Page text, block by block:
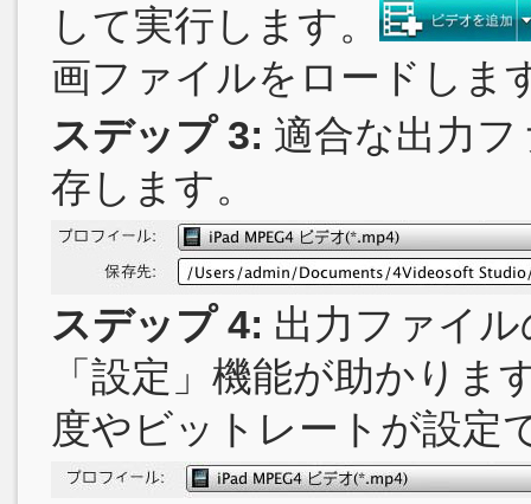
して実行します。
画ファイルをロードしま
スデップ 3: 適合な出力
存します。
スデップ 4: 出力ファイ
「設定」機能が助かり
度やビットレートが設定